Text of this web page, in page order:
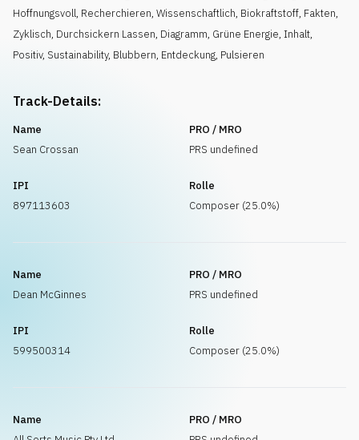
Hoffnungsvoll, Recherchieren, Wissenschaftlich, Biokraftstoff, Fakten,
Zyklisch, Durchsickern Lassen, Diagramm, Grüne Energie, Inhalt,
Positiv, Sustainability, Blubbern, Entdeckung, Pulsieren
Track-Details:
Name
Sean Crossan
PRO / MRO
PRS undefined
IPI
897113603
Rolle
Composer (25.0%)
Name
Dean McGinnes
PRO / MRO
PRS undefined
IPI
599500314
Rolle
Composer (25.0%)
Name
PRO / MRO